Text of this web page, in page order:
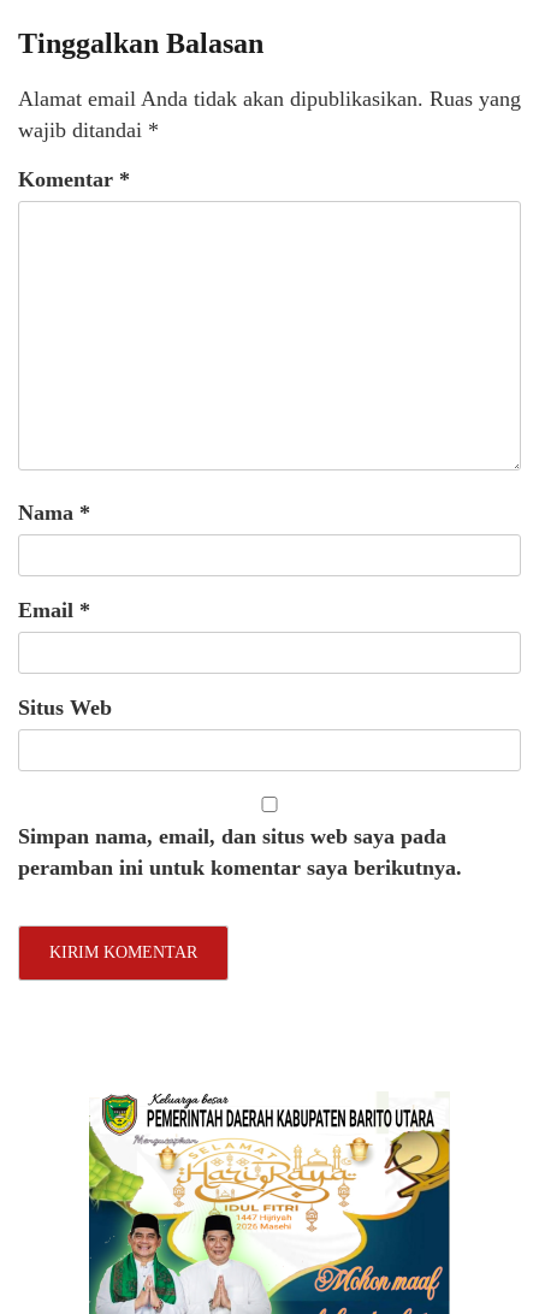
Tinggalkan Balasan
Alamat email Anda tidak akan dipublikasikan. Ruas yang
wajib ditandai *
Komentar *
Nama *
Email *
Situs Web
Simpan nama, email, dan situs web saya pada
peramban ini untuk komentar saya berikutnya.